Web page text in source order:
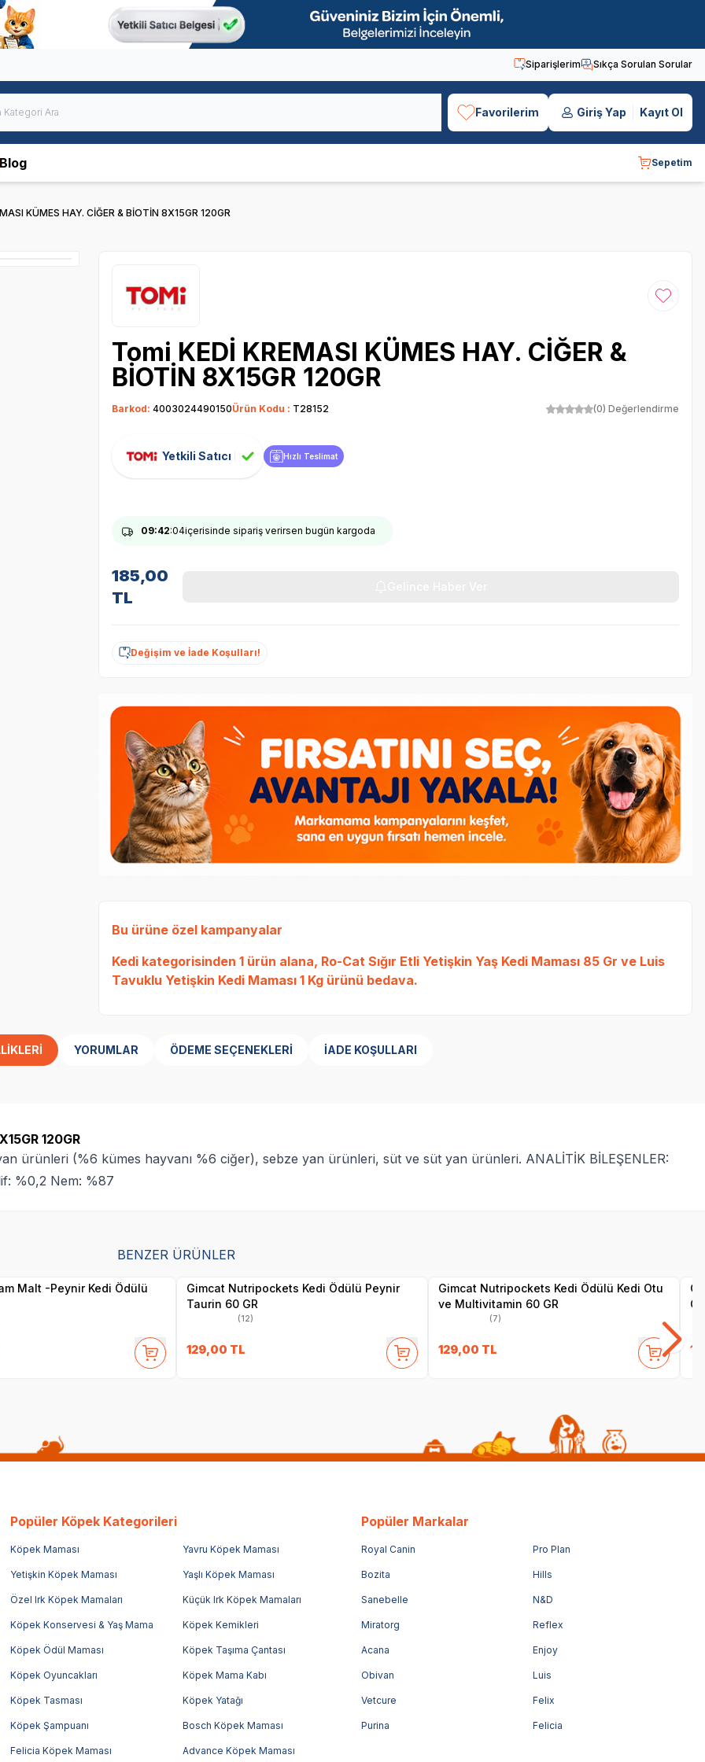
Siparişlerim Sıkça Sorulan Sorular
Favorilerim Giriş Yap Kayıt Ol
Blog Sepetim
KÜMES HAY. CİĞER & BİOTİN 8X15GR 120GR
Favoriye
Tomi KEDİ KREMASI KÜMES HAY. CİĞER &
BİOTİN 8X15GR 120GR
Barkod: 4003024490150Ürün Kodu : T28152 (0) Değerlendirme
Yetkili Satıcı Hızlı Teslimat
09:42:03içerisinde sipariş verirsen bugün kargoda
185,00
TL
Değişim ve İade Koşulları!
Bu ürüne özel kampanyalar
Kedikategorisinden 1 ürün alana, Ro-Cat Sığır Etli Yetişkin Yaş Kedi Maması 85 Gr ve Luis
Tavuklu Yetişkin Kedi Maması 1 Kgürünü bedava.
YORUMLAR ÖDEME SEÇENEKLERI İADE KOŞULLARI
120GR
ürünleri (%6 kümes hayvanı %6 ciğer), sebze yan ürünleri, süt ve süt yan ürünleri. ANALİTİK BİLEŞENLER:
%0,2 Nem: %87
BENZER ÜRÜNLER
Malt -Peynir Kedi Ödülü
Gimcat Nutripockets Kedi Ödülü Peynir
Taurin 60 GR
(12)
129,00 TL
Gimcat Nutripockets Kedi Ödülü Kedi Otu
ve Multivitamin 60 GR
(7)
129,00 TL
Popüler Köpek Kategorileri
Köpek Maması Yavru Köpek Maması
Yetişkin Köpek Maması Yaşlı Köpek Maması
Özel Irk Köpek Mamaları Küçük Irk Köpek Mamaları
Köpek Konservesi & Yaş Mama Köpek Kemikleri
Köpek Ödül Maması Köpek Taşıma Çantası
Köpek Oyuncakları Köpek Mama Kabı
Köpek Tasması Köpek Yatağı
Köpek Şampuanı Bosch Köpek Maması
Felicia Köpek Maması Advance Köpek Maması
Popüler Markalar
Royal Canin Pro Plan
Bozita Hills
Sanebelle N&D
Miratorg Reflex
Acana Enjoy
Obivan Luis
Vetcure Felix
Purina Felicia